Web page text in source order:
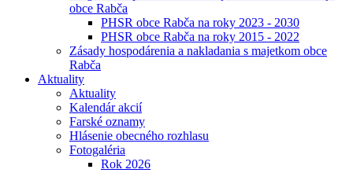
obce Rabča
PHSR obce Rabča na roky 2023 - 2030
PHSR obce Rabča na roky 2015 - 2022
Zásady hospodárenia a nakladania s majetkom obce
Rabča
Aktuality
Aktuality
Kalendár akcií
Farské oznamy
Hlásenie obecného rozhlasu
Fotogaléria
Rok 2026